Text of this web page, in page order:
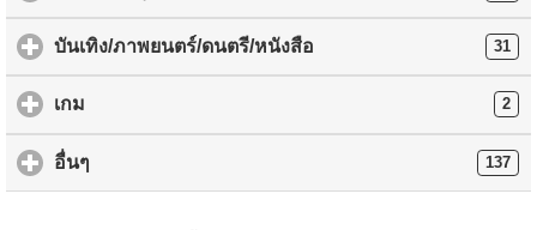
บันเทิง/ภาพยนตร์/ดนตรี/หนังสือ 31
เกม 2
อื่นๆ 137